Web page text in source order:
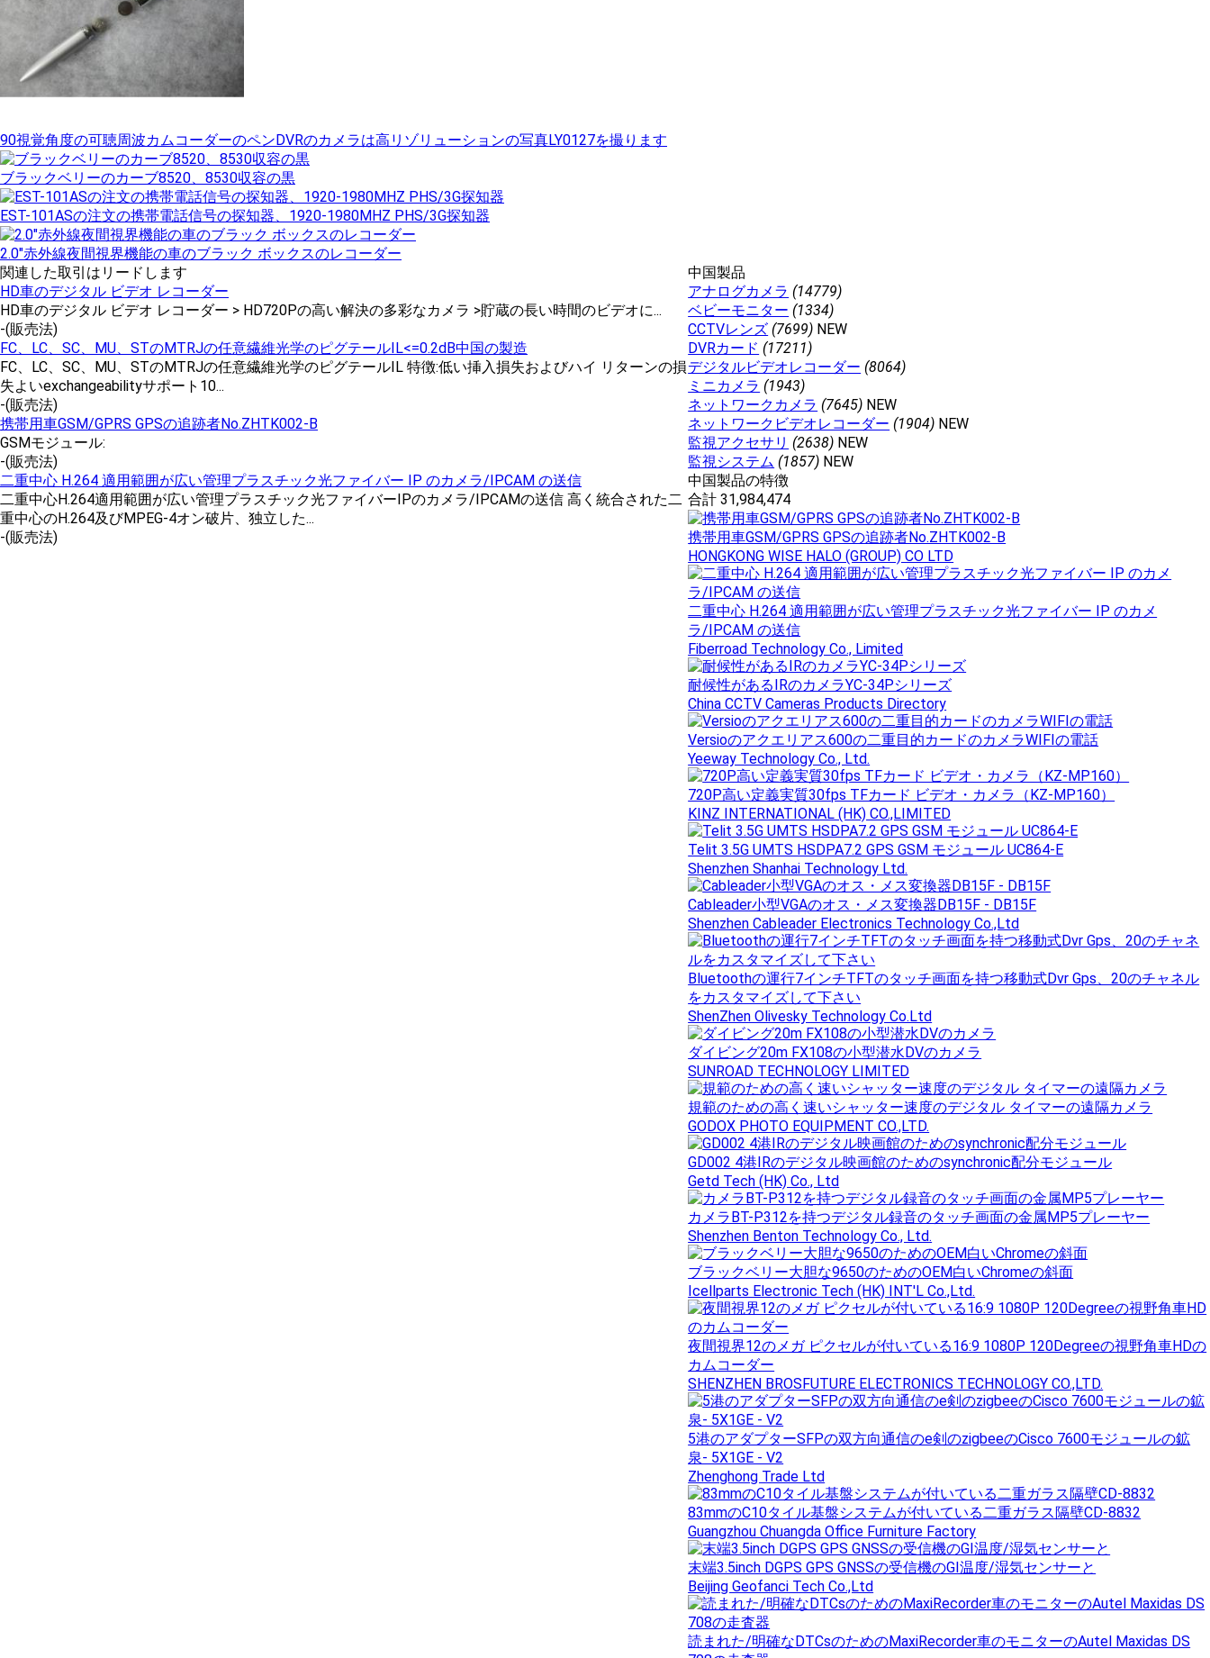
90視覚角度の可聴周波カムコーダーのペンDVRのカメラは高リゾリューションの写真LY0127を撮ります
ブラックベリーのカーブ8520、8530収容の黒
EST-101ASの注文の携帯電話信号の探知器、1920-1980MHZ PHS/3G探知器
2.0"赤外線夜間視界機能の車のブラック ボックスのレコーダー
関連した取引はリードします
HD車のデジタル ビデオ レコーダー
HD車のデジタル ビデオ レコーダー > HD720Pの高い解決の多彩なカメラ >貯蔵の長い時間のビデオに...
-(販売法)
FC、LC、SC、MU、STのMTRJの任意繊維光学のピグテールIL<=0.2dB中国の製造
FC、LC、SC、MU、STのMTRJの任意繊維光学のピグテールIL 特徴:低い挿入損失およびハイ リターンの損
失よいexchangeabilityサポート10...
-(販売法)
携帯用車GSM/GPRS GPSの追跡者No.ZHTK002-B
GSMモジュール:
-(販売法)
二重中心 H.264 適用範囲が広い管理プラスチック光ファイバー IP のカメラ/IPCAM の送信
二重中心H.264適用範囲が広い管理プラスチック光ファイバーIPのカメラ/IPCAMの送信 高く統合された二
重中心のH.264及びMPEG-4オン破片、独立した...
-(販売法)
中国製品
アナログカメラ (14779)
ベビーモニター (1334)
CCTVレンズ (7699) NEW
DVRカード (17211)
デジタルビデオレコーダー (8064)
ミニカメラ (1943)
ネットワークカメラ (7645) NEW
ネットワークビデオレコーダー (1904) NEW
監視アクセサリ (2638) NEW
監視システム (1857) NEW
中国製品の特徴
合計 31,984,474
携帯用車GSM/GPRS GPSの追跡者No.ZHTK002-B
HONGKONG WISE HALO (GROUP) CO LTD
二重中心 H.264 適用範囲が広い管理プラスチック光ファイバー IP のカメ
ラ/IPCAM の送信
Fiberroad Technology Co., Limited
耐候性があるIRのカメラYC-34Pシリーズ
China CCTV Cameras Products Directory
Versioのアクエリアス600の二重目的カードのカメラWIFIの電話
Yeeway Technology Co., Ltd.
720P高い定義実質30fps TFカード ビデオ・カメラ（KZ-MP160）
KINZ INTERNATIONAL (HK) CO.,LIMITED
Telit 3.5G UMTS HSDPA7.2 GPS GSM モジュール UC864-E
Shenzhen Shanhai Technology Ltd.
Cableader小型VGAのオス・メス変換器DB15F - DB15F
Shenzhen Cableader Electronics Technology Co.,Ltd
Bluetoothの運行7インチTFTのタッチ画面を持つ移動式Dvr Gps、20のチャネル
をカスタマイズして下さい
ShenZhen Olivesky Technology Co.Ltd
ダイビング20m FX108の小型潜水DVのカメラ
SUNROAD TECHNOLOGY LIMITED
規範のための高く速いシャッター速度のデジタル タイマーの遠隔カメラ
GODOX PHOTO EQUIPMENT CO.,LTD.
GD002 4港IRのデジタル映画館のためのsynchronic配分モジュール
Getd Tech (HK) Co., Ltd
カメラBT-P312を持つデジタル録音のタッチ画面の金属MP5プレーヤー
Shenzhen Benton Technology Co., Ltd.
ブラックベリー大胆な9650のためのOEM白いChromeの斜面
Icellparts Electronic Tech (HK) INT'L Co.,Ltd.
夜間視界12のメガ ピクセルが付いている16:9 1080P 120Degreeの視野角車HDの
カムコーダー
SHENZHEN BROSFUTURE ELECTRONICS TECHNOLOGY CO.,LTD.
5港のアダプターSFPの双方向通信のe剣のzigbeeのCisco 7600モジュールの鉱
泉- 5X1GE - V2
Zhenghong Trade Ltd
83mmのC10タイル基盤システムが付いている二重ガラス隔壁CD-8832
Guangzhou Chuangda Office Furniture Factory
末端3.5inch DGPS GPS GNSSの受信機のGI温度/湿気センサーと
Beijing Geofanci Tech Co.,Ltd
読まれた/明確なDTCsのためのMaxiRecorder車のモニターのAutel Maxidas DS